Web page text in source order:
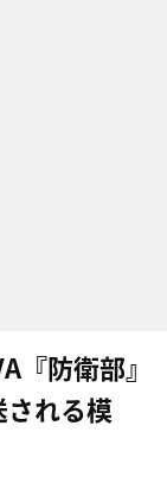
『防衛部』
れる模